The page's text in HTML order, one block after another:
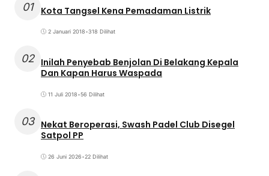
01 Kota Tangsel Kena Pemadaman Listrik
2 Januari 2018•318 Dilihat
02 Inilah Penyebab Benjolan Di Belakang Kepala
Dan Kapan Harus Waspada
11 Juli 2018•56 Dilihat
03 Nekat Beroperasi, Swash Padel Club Disegel
Satpol PP
26 Juni 2026•22 Dilihat